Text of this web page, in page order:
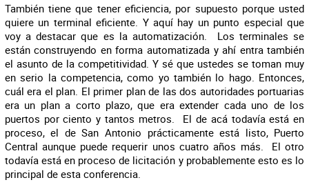
También tiene que tener eficiencia, por supuesto porque usted
quiere un terminal eficiente. Y aquí hay un punto especial que
voy a destacar que es la automatización. Los terminales se
están construyendo en forma automatizada y ahí entra también
el asunto de la competitividad. Y sé que ustedes se toman muy
en serio la competencia, como yo también lo hago. Entonces,
cuál era el plan. El primer plan de las dos autoridades portuarias
era un plan a corto plazo, que era extender cada uno de los
puertos por ciento y tantos metros. El de acá todavía está en
proceso, el de San Antonio prácticamente está listo, Puerto
Central aunque puede requerir unos cuatro años más. El otro
todavía está en proceso de licitación y probablemente esto es lo
principal de esta conferencia.